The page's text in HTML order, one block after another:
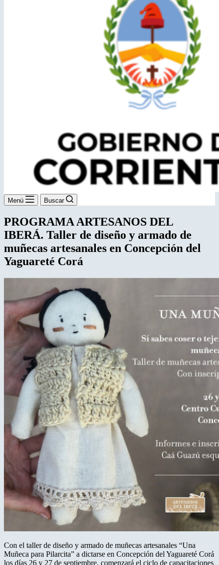
Menú Buscar
PROGRAMA ARTESANOS DEL
IBERÁ. Taller de diseño y armado de
muñecas artesanales en Concepción del
Yaguareté Corá
Con el taller de diseño y armado de muñecas artesanales “Una
Muñeca para Pilarcita” a dictarse en Concepción del Yaguareté Corá
los días 26 y 27 de septiembre, comenzará el ciclo de capacitaciones